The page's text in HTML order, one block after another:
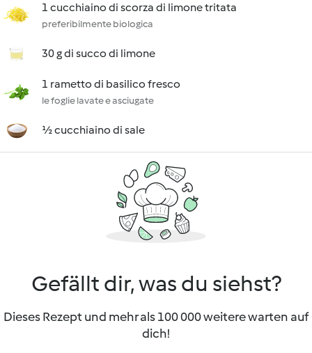
1 cucchiaino di scorza di limone tritata
preferibilmente biologica
30 g di succo di limone
1 rametto di basilico fresco
le foglie lavate e asciugate
½ cucchiaino di sale
Gefällt dir, was du siehst?
Dieses Rezept und mehr als 100 000 weitere warten auf
dich!